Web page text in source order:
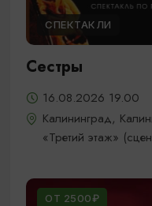
СПЕКТАКЛИ
Сестры
16.08.2026 19.00
Калининград,
«Третий этаж»
ОТ 2500₽